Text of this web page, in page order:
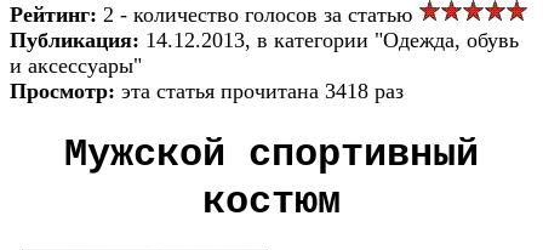
Рейтинг: 2 - количество голосов за статью
Публикация: 14.12.2013, в категории "Одежда, обувь
и аксессуары"
Просмотр: эта статья прочитана 3418 раз
Мужской спортивный
костюм